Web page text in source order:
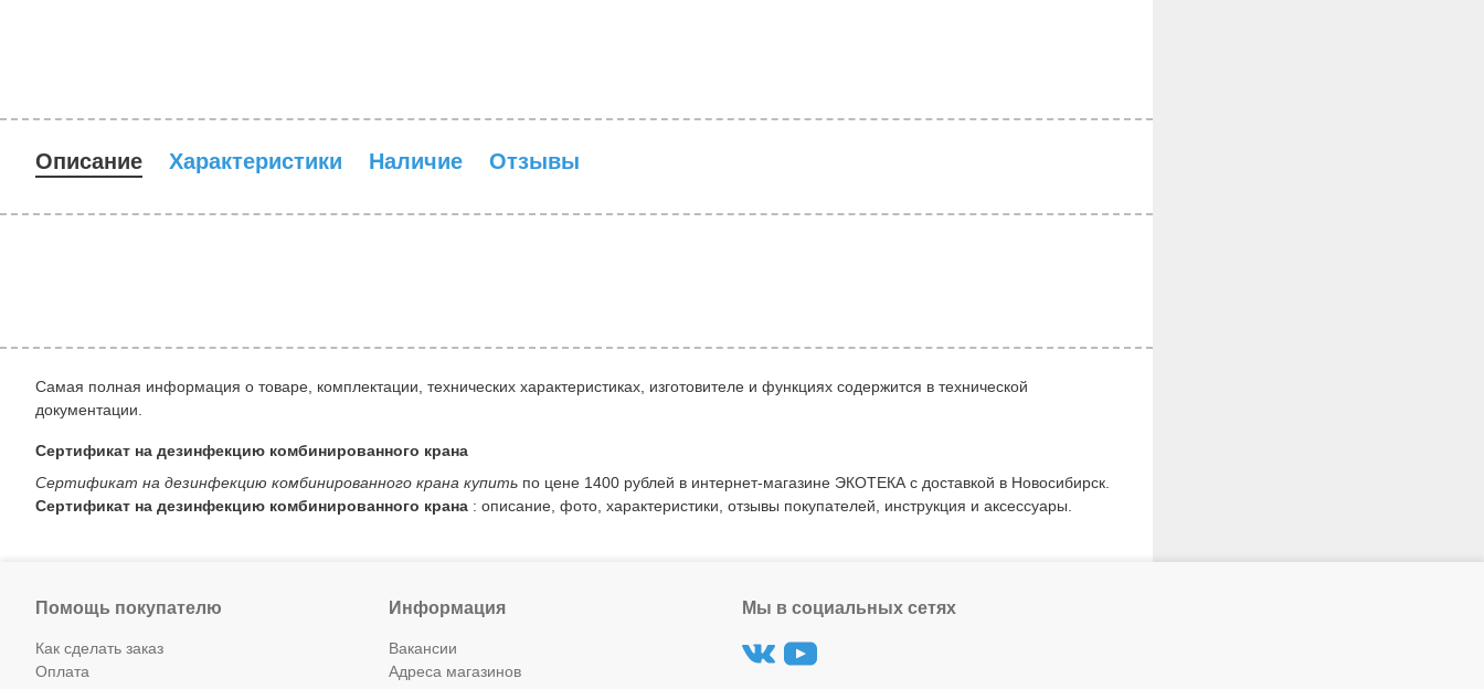
Описание Характеристики Наличие Отзывы
Самая полная информация о товаре, комплектации, технических характеристиках, изготовителе и функциях содержится в технической
документации.
Сертификат на дезинфекцию комбинированного крана
Сертификат на дезинфекцию комбинированного крана купить по цене 1400 рублей в интернет-магазине ЭКОТЕКА с доставкой в Новосибирск.
Сертификат на дезинфекцию комбинированного крана : описание, фото, характеристики, отзывы покупателей, инструкция и аксессуары.
Помощь покупателю
Как сделать заказ
Оплата
Информация
Вакансии
Адреса магазинов
Мы в социальных сетях